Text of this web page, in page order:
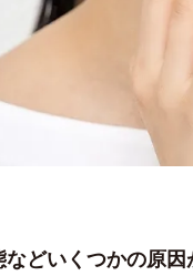
どいくつかの原因